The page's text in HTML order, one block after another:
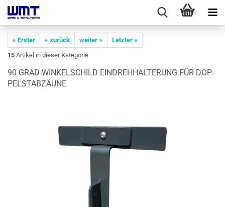
« Erster « zurück weiter »
Letzter »
15 Artikel in dieser Kategorie
90 GRAD-​WINKELSCHILD EIN­DREH­HAL­TE­RUNG FÜR DOP­
PEL­STABZÄU­NE